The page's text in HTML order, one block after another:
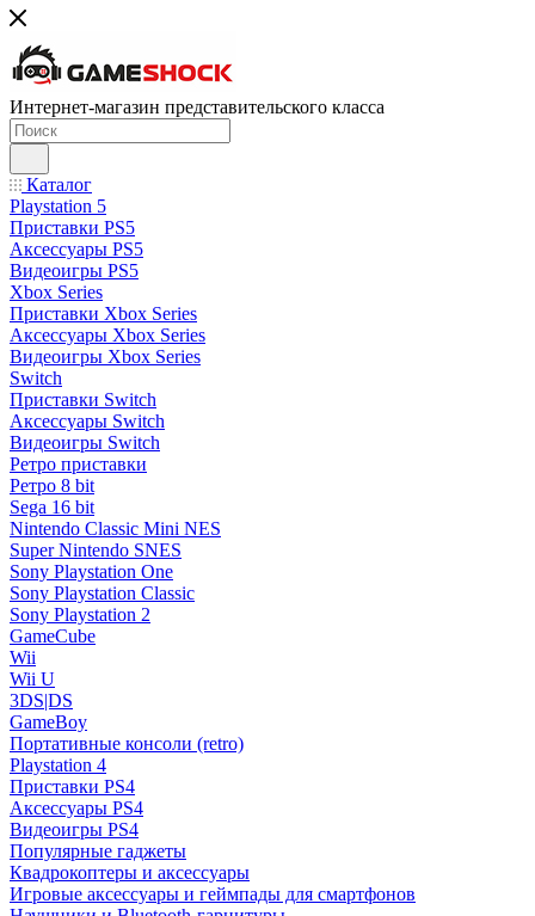
Интернет-магазин представительского класса
Каталог
Playstation 5
Приставки PS5
Аксессуары PS5
Видеоигры PS5
Xbox Series
Приставки Xbox Series
Аксессуары Xbox Series
Видеоигры Xbox Series
Switch
Приставки Switch
Аксессуары Switch
Видеоигры Switch
Ретро приставки
Ретро 8 bit
Sega 16 bit
Nintendo Classic Mini NES
Super Nintendo SNES
Sony Playstation One
Sony Playstation Classic
Sony Playstation 2
GameCube
Wii
Wii U
3DS|DS
GameBoy
Портативные консоли (retro)
Playstation 4
Приставки PS4
Аксессуары PS4
Видеоигры PS4
Популярные гаджеты
Квадрокоптеры и аксессуары
Игровые аксессуары и геймпады для смартфонов